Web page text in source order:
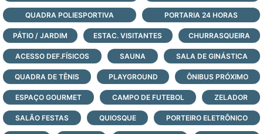
Passar o dia na piscina, curtindo ao ar livre e
com toda a liberdade. Reunir os amigos para
viver momentos de diversão. Ver os filhos
brincando felizes, aproveitando cada
segundo em segurança.
Existe um lugar onde as férias são assim.
Onde tudo é pensado sob medida para a
felicidade. Com todos os detalhes voltados
QUADRA POLIESPORTIVA PORTARIA 24 HORAS
PÁTIO / JARDIM ESTAC. VISITANTES CHURRASQUEIRA
ACESSO DEF.FÍSICOS SAUNA SALA DE GINÁSTICA
QUADRA DE TÊNIS PLAYGROUND ÔNIBUS PRÓXIMO
ESPAÇO GOURMET CAMPO DE FUTEBOL ZELADOR
SALÃO FESTAS QUIOSQUE PORTEIRO ELETRÔNICO